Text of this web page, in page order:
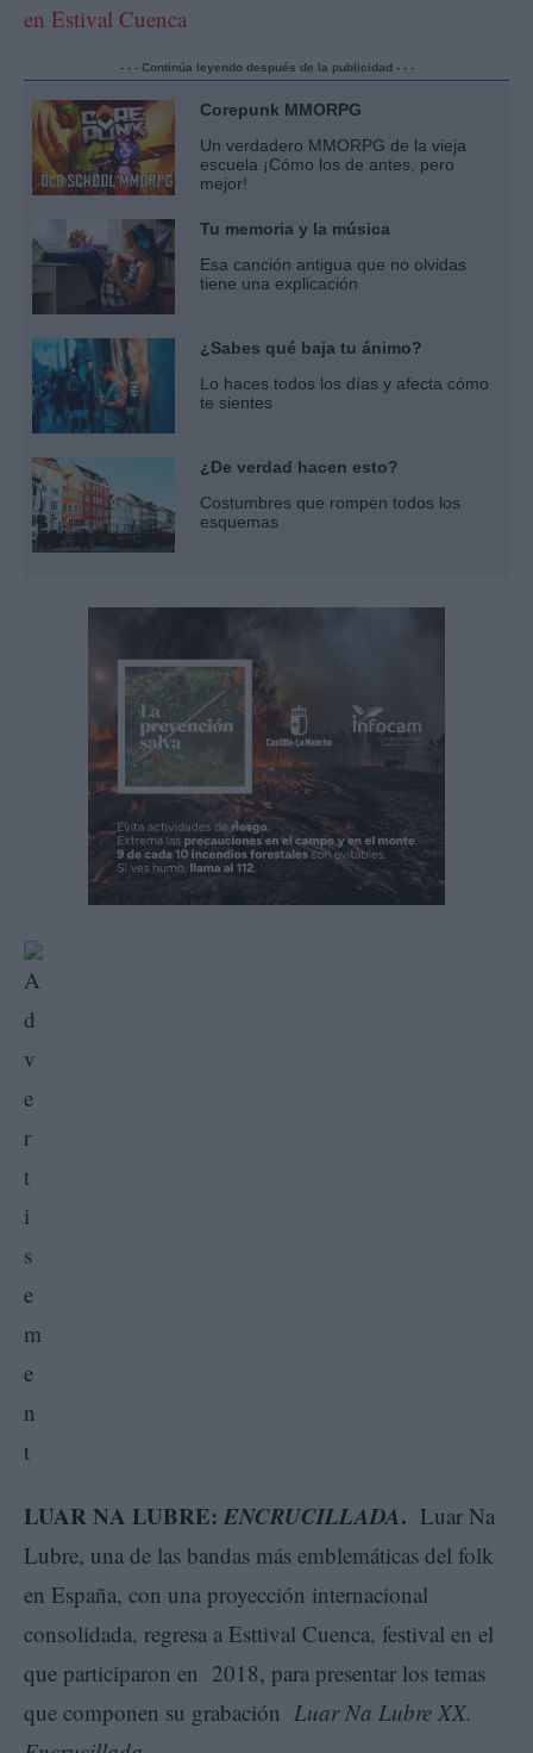
en Estival Cuenca
- - - Continúa leyendo después de la publicidad - - -
Corepunk MMORPG
Un verdadero MMORPG de la vieja
escuela ¡Cómo los de antes, pero
mejor!
Tu memoria y la música
Esa canción antigua que no olvidas
tiene una explicación
¿Sabes qué baja tu ánimo?
Lo haces todos los días y afecta cómo
te sientes
¿De verdad hacen esto?
Costumbres que rompen todos los
esquemas
LUAR NA LUBRE: ENCRUCILLADA. Luar Na
Lubre, una de las bandas más emblemáticas del folk
en España, con una proyección internacional
consolidada, regresa a Esttival Cuenca, festival en el
que participaron en 2018, para presentar los temas
que componen su grabación Luar Na Lubre XX.